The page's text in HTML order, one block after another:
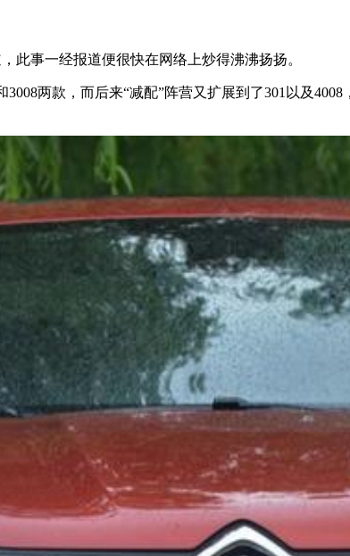
此事一经报道便很快在网络上炒得沸沸扬扬。
两款，而后来“减配”阵营又扩展到了301以及